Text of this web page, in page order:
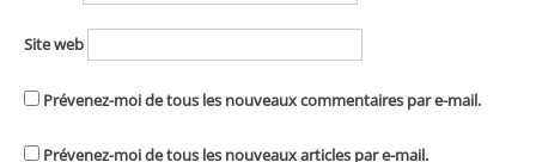
Site web
Prévenez-moi de tous les nouveaux commentaires par e-mail.
Prévenez-moi de tous les nouveaux articles par e-mail.